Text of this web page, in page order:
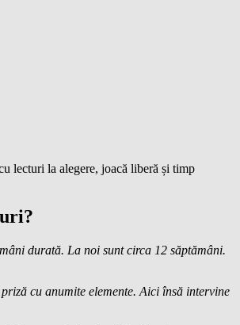
lecturi la alegere, joacă liberă și timp
durată. La noi sunt circa 12 săptămâni.
cu anumite elemente. Aici însă intervine